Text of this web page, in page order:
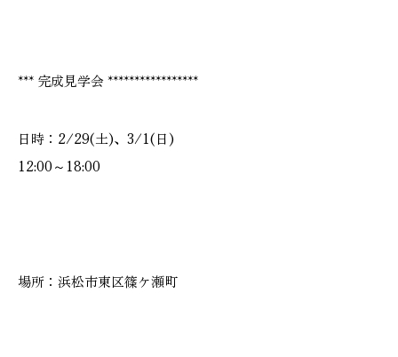
*** 完成見学会 *****************
日時：2/29(土)、3/1(日)
12:00～18:00
場所：浜松市東区篠ケ瀬町